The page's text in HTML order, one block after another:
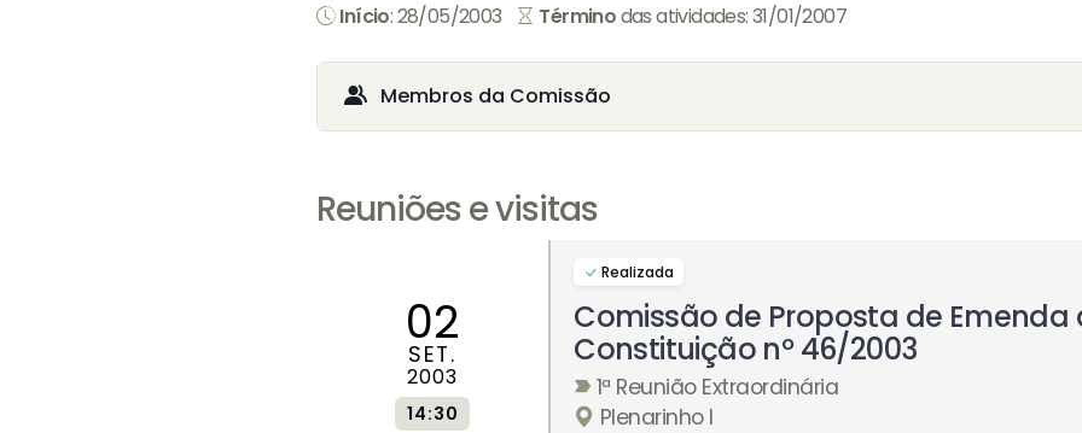
Início: 28/05/2003 Términodas atividades: 31/01/2007
Membros da Comissão
Reuniões e visitas
02
SET.
2003
14:30
Realizada
Comissão de Proposta de Emenda
Constituição nº 46/2003
1ª Reunião Extraordinária
Plenarinho I